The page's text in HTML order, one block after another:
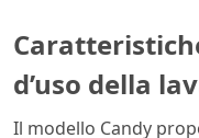
d’uso della
Il modello Candy